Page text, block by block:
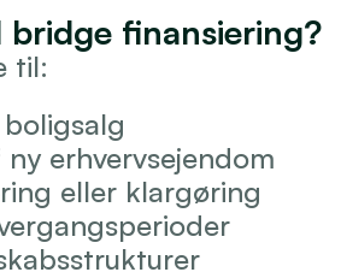
bridge finansiering?
til:
erhvervsejendom
eller klargøring